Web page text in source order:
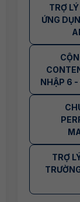
TRỢ
ỨNG
NHẬP 6 -
TRỢ